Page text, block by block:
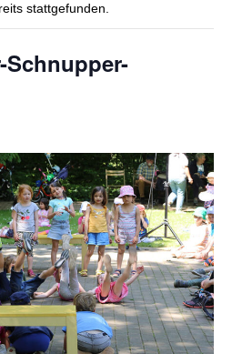
k
a
stattgefunden.
Schnupper-